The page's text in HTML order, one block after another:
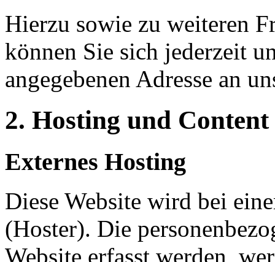
Hierzu sowie zu weiteren
können Sie sich jederzeit
angegebenen Adresse an
2. Hosting und
Externes Hosting
Diese Website wird bei
(Hoster). Die
Website erfasst werden,